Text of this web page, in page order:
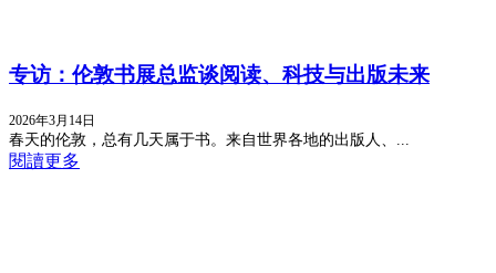
专访：伦敦书展总监谈阅读、科技与出版未来
2026年3月14日
春天的伦敦，总有几天属于书。来自世界各地的出版人、...
閱讀更多